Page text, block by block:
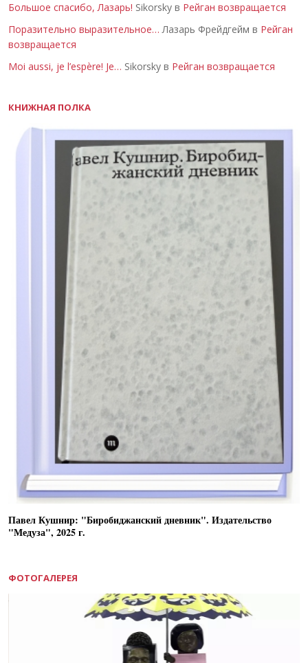
Большое спасибо, Лазарь! Sikorsky в Рейган возвращается
Поразительно выразительное… Лазарь Фрейдгейм в Рейган
возвращается
Moi aussi, je l’espère! Je… Sikorsky в Рейган возвращается
КНИЖНАЯ ПОЛКА
Павел Кушнир: "Биробиджанский дневник". Издательство
"Медуза", 2025 г.
ФОТОГАЛЕРЕЯ